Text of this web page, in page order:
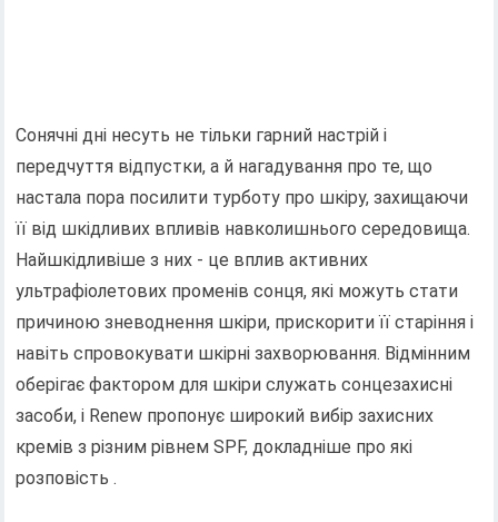
Сонячні дні несуть не тільки гарний настрій і
передчуття відпустки, а й нагадування про те, що
настала пора посилити турботу про шкіру, захищаючи
її від шкідливих впливів навколишнього середовища.
Найшкідливіше з них - це вплив активних
ультрафіолетових променів сонця, які можуть стати
причиною зневоднення шкіри, прискорити її старіння і
навіть спровокувати шкірні захворювання. Відмінним
оберігає фактором для шкіри служать сонцезахисні
засоби, і Renew пропонує широкий вибір захисних
кремів з різним рівнем SPF, докладніше про які
розповість .